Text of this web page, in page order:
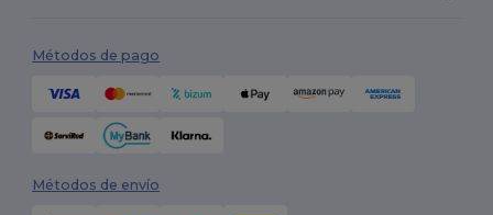
Métodos de pago
Métodos de envío